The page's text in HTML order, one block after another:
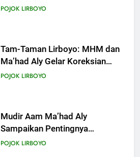
POJOK LIRBOYO
Tam-Taman Lirboyo: MHM dan
Ma’had Aly Gelar Koreksian
Kitab Semester Ganjil
POJOK LIRBOYO
Mudir Aam Ma’had Aly
Sampaikan Pentingnya
Mempelajari Ilmu Hadis Dalam
POJOK LIRBOYO